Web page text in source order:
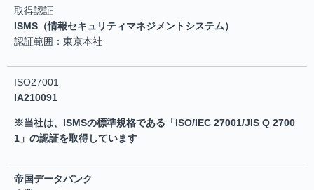
取得認証
ISMS（情報セキュリティマネジメントシステム）
認証範囲：東京本社
ISO27001
IA210091
※当社は、ISMSの標準規格である「ISO/IEC 27001/JIS Q 2700
1」の認証を取得しています
帝国データバンク